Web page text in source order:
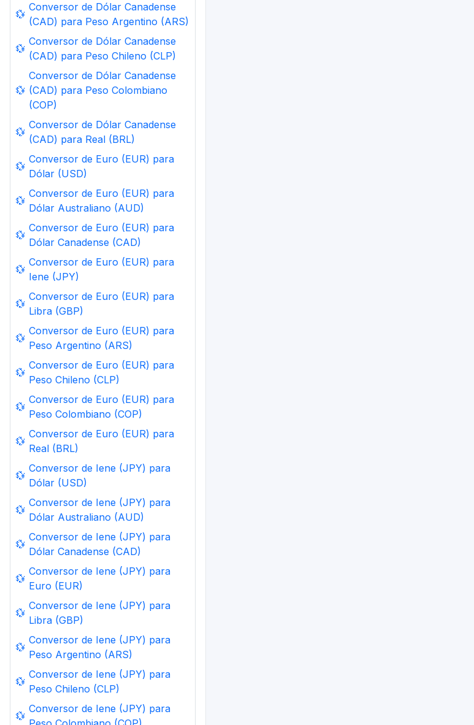
💱
Conversor de Dólar Canadense
(CAD) para Peso Argentino (ARS)
💱
Conversor de Dólar Canadense
(CAD) para Peso Chileno (CLP)
💱
Conversor de Dólar Canadense
(CAD) para Peso Colombiano
(COP)
💱
Conversor de Dólar Canadense
(CAD) para Real (BRL)
💱
Conversor de Euro (EUR) para
Dólar (USD)
💱
Conversor de Euro (EUR) para
Dólar Australiano (AUD)
💱
Conversor de Euro (EUR) para
Dólar Canadense (CAD)
💱
Conversor de Euro (EUR) para
Iene (JPY)
💱
Conversor de Euro (EUR) para
Libra (GBP)
💱
Conversor de Euro (EUR) para
Peso Argentino (ARS)
💱
Conversor de Euro (EUR) para
Peso Chileno (CLP)
💱
Conversor de Euro (EUR) para
Peso Colombiano (COP)
💱
Conversor de Euro (EUR) para
Real (BRL)
💱
Conversor de Iene (JPY) para
Dólar (USD)
💱
Conversor de Iene (JPY) para
Dólar Australiano (AUD)
💱
Conversor de Iene (JPY) para
Dólar Canadense (CAD)
💱
Conversor de Iene (JPY) para
Euro (EUR)
💱
Conversor de Iene (JPY) para
Libra (GBP)
💱
Conversor de Iene (JPY) para
Peso Argentino (ARS)
💱
Conversor de Iene (JPY) para
Peso Chileno (CLP)
💱
Conversor de Iene (JPY) para